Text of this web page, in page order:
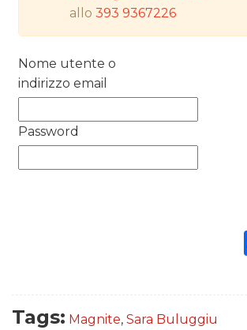
CASE HISTORY
OPINIONI
allo393 9367226
Nome utente o
indirizzo email
Password
Tags: Magnite, Sara Buluggiu